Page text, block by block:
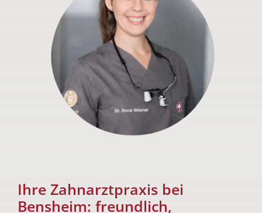
Ihre Zahnarztpraxis bei
Bensheim: freundlich,